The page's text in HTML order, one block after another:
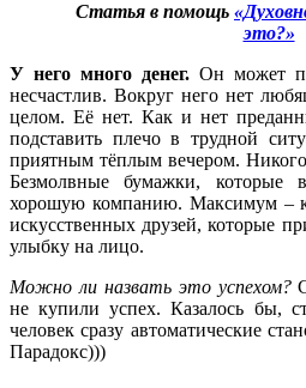
Статья в помощь
это?»
У него много денег. Он может
несчастлив. Вокруг него нет
целом. Её нет. Как и нет
подставить плечо в трудной
приятным тёплым вечером.
Безмолвные бумажки, которые
хорошую компанию. Максимум –
искусственных друзей, которые
улыбку на лицо.
Можно ли назвать это успехом?
не купили успех. Казалось бы,
человек сразу автоматические
Парадокс)))